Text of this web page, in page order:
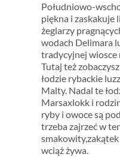
Południowo-
piękna i zaskakuje
żeglarzy
wodach Delimara
tradycyjnej wiosce
Tutaj też
łodzie rybackie
Malty. Nadal te
Marsaxlokk i
ryby i owoce są
trzeba zajrzeć w
wciąż żywa.